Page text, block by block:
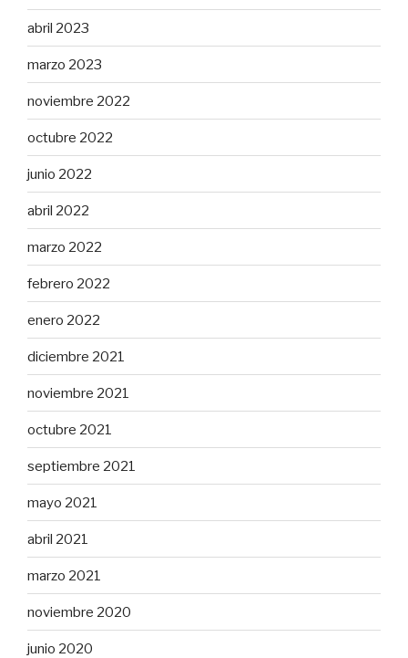
abril 2023
marzo 2023
noviembre 2022
octubre 2022
junio 2022
abril 2022
marzo 2022
febrero 2022
enero 2022
diciembre 2021
noviembre 2021
octubre 2021
septiembre 2021
mayo 2021
abril 2021
marzo 2021
noviembre 2020
junio 2020